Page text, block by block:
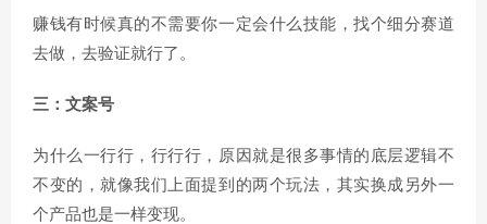
赚钱有时候真的不需要你一定会什么技能，找个细分赛道
去做，去验证就行了。
三：文案号
为什么一行行，行行行，原因就是很多事情的底层逻辑不
不变的，就像我们上面提到的两个玩法，其实换成另外一
个产品也是一样变现。